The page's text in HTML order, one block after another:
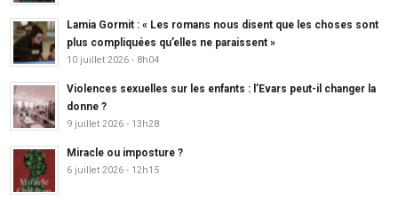
Lamia Gormit : « Les romans nous disent que les choses sont
plus compliquées qu’elles ne paraissent »
10 juillet 2026 - 8h04
Violences sexuelles sur les enfants : l’Evars peut-il changer la
donne ?
9 juillet 2026 - 13h28
Miracle ou imposture ?
6 juillet 2026 - 12h15